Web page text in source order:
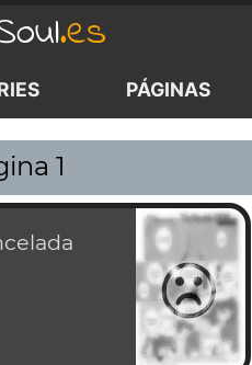
.es
PÁGINAS
1